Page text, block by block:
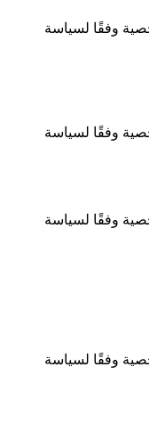
وفقًا لسياسة
وفقًا لسياسة
وفقًا لسياسة
وفقًا لسياسة